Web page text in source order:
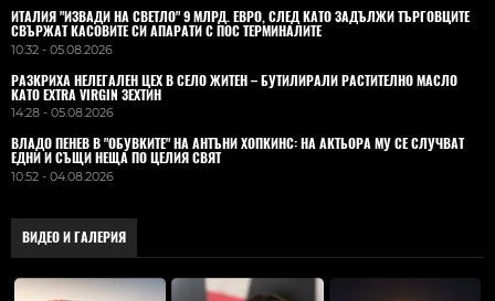
ИТАЛИЯ "ИЗВАДИ НА СВЕТЛО" 9 МЛРД. ЕВРО, СЛЕД КАТО ЗАДЪЛЖИ ТЪРГОВЦИТЕ
СВЪРЖАТ КАСОВИТЕ СИ АПАРАТИ С ПОС ТЕРМИНАЛИТЕ
10:32 - 05.08.2026
РАЗКРИХА НЕЛЕГАЛЕН ЦЕХ В СЕЛО ЖИТЕН – БУТИЛИРАЛИ РАСТИТЕЛНО МАСЛО
КАТО EXTRA VIRGIN ЗЕХТИН
14:28 - 05.08.2026
ВЛАДO ПЕНЕВ В "ОБУВКИТЕ" НА АНТЪНИ ХОПКИНС: НА АКТЬОРА МУ СЕ СЛУЧВАТ
ЕДНИ И СЪЩИ НЕЩА ПО ЦЕЛИЯ СВЯТ
10:52 - 04.08.2026
ВИДЕО И ГАЛЕРИЯ